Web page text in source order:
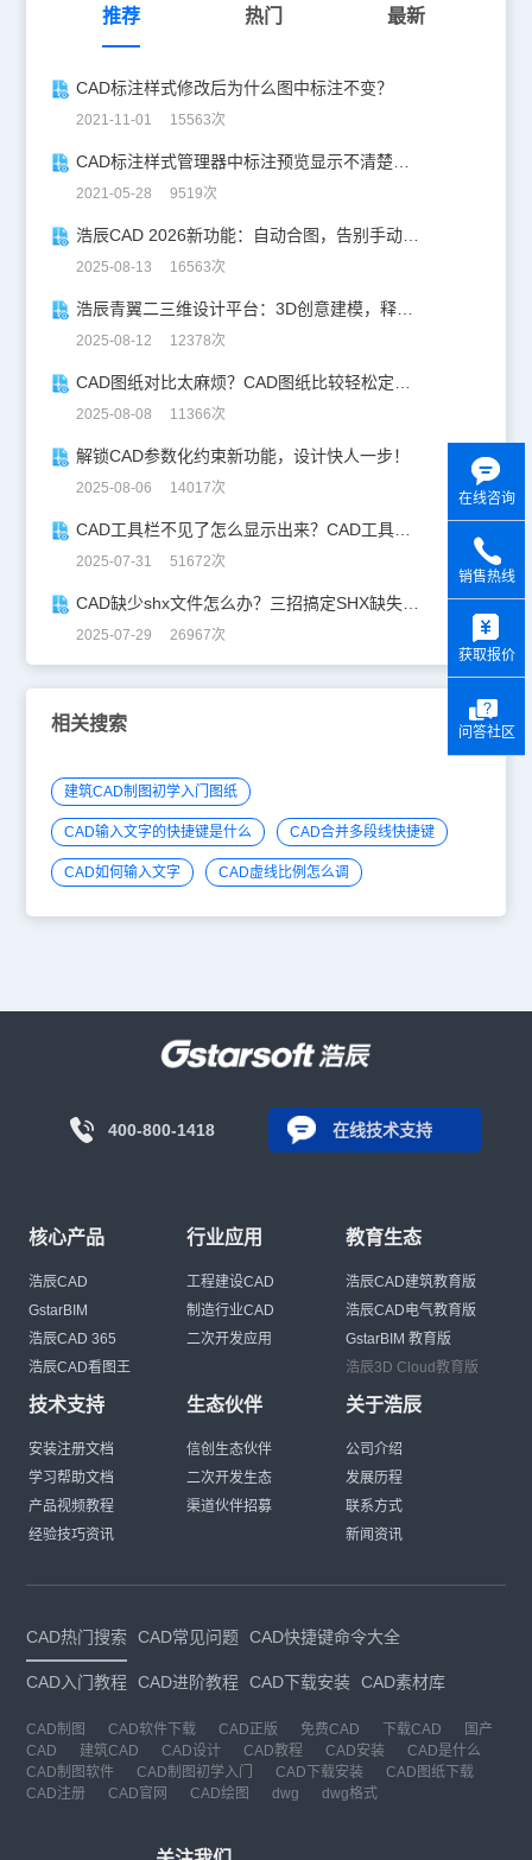
推荐 热门 最新
CAD标注样式修改后为什么图中标注不变？
2021-11-01 15563次
CAD标注样式管理器中标注预览显示不清楚怎么办？
2021-05-28 9519次
浩辰CAD 2026新功能：自动合图，告别手动拼图！
2025-08-13 16563次
浩辰青翼二三维设计平台：3D创意建模，释放创意生产力！
2025-08-12 12378次
CAD图纸对比太麻烦？CAD图纸比较轻松定位修改，开启高效设计之旅
2025-08-08 11366次
解锁CAD参数化约束新功能，设计快人一步！
2025-08-06 14017次
CAD工具栏不见了怎么显示出来？CAD工具栏恢复指南
2025-07-31 51672次
CAD缺少shx文件怎么办？三招搞定SHX缺失难题
2025-07-29 26967次
相关搜索
建筑CAD制图初学入门图纸
CAD输入文字的快捷键是什么 CAD合并多段线快捷键
CAD如何输入文字 CAD虚线比例怎么调
400-800-1418 在线技术支持
核心产品
浩辰CAD
GstarBIM
浩辰CAD 365
浩辰CAD看图王
行业应用
工程建设CAD
制造行业CAD
二次开发应用
教育生态
浩辰CAD建筑教育版
浩辰CAD电气教育版
GstarBIM 教育版
浩辰3D Cloud教育版
技术支持
安装注册文档
学习帮助文档
产品视频教程
经验技巧资讯
生态伙伴
信创生态伙伴
二次开发生态
渠道伙伴招募
关于浩辰
公司介绍
发展历程
联系方式
新闻资讯
CAD热门搜索 CAD常见问题 CAD快捷键命令大全
CAD入门教程 CAD进阶教程 CAD下载安装 CAD素材库
CAD制图 CAD软件下载 CAD正版 免费CAD 下载CAD
国产
CAD
建筑CAD CAD设计 CAD教程 CAD安装
CAD是什么
CAD制图软件
CAD制图初学入门 CAD下载安装
CAD图纸下载
CAD注册
CAD官网 CAD绘图 dwg dwg格式
在线咨询
销售热线
获取报价
问答社区